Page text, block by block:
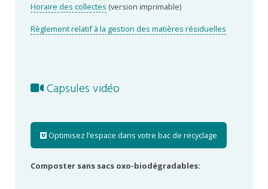
Horaire des collectes (version imprimable)
Règlement relatif à la gestion des matières résiduelles
Capsules vidéo
Optimisez l’espace dans votre bac de recyclage
Composter sans sacs oxo-biodégradables: